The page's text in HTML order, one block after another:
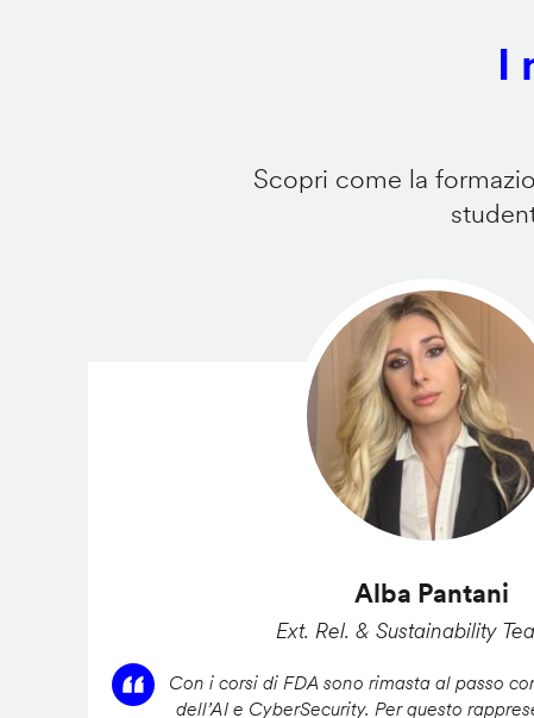
I
Scopri come la
Alba Pantani
Ext. Rel. & Sustainability
Con i corsi di FDA sono rimasta al passo
dell’AI e CyberSecurity. Per questo